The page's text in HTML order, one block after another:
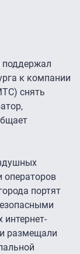
к компании
снять
операторов
портят
размещали